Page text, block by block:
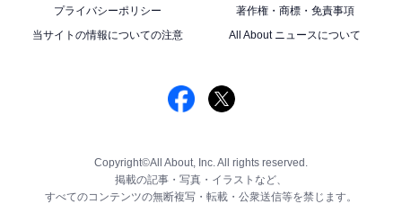
プライバシーポリシー
著作権・商標・免責事項
当サイトの情報についての注意
All About ニュースについて
Copyright©All About, Inc. All rights reserved.
掲載の記事・写真・イラストなど、
すべてのコンテンツの無断複写・転載・公衆送信等を禁じます。